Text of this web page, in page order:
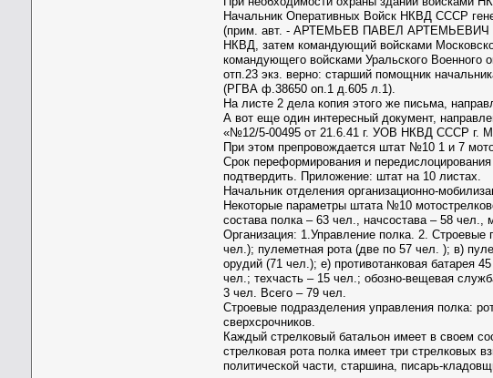
Начальник Оперативных Войск НКВД СССР
(прим. авт. - АРТЕМЬЕВ ПАВЕЛ АРТЕМЬЕВИЧ
НКВД, затем командующий войсками
командующего войсками Уральского Военного
отп.23 экз. верно: старший помощник
(РГВА ф.38650 оп.1 д.605 л.1).
На листе 2 дела копия этого же письма,
А вот еще один интересный документ,
«№12/5-00495 от 21.6.41 г. УОВ НКВД СССР г.
При этом препровождается штат №10 1 и 7
Срок переформирования и
подтвердить. Приложение: штат на 10 листах.
Начальник отделения организационно-
Некоторые параметры штата №10
состава полка – 63 чел., начсостава – 58 чел.,
Организация: 1.Управление полка. 2.
чел.); пулеметная рота (две по 57 чел. ); в)
орудий (71 чел.); е) противотанковая батарея
чел.; техчасть – 15 чел.; обозно-вещевая
3 чел. Всего – 79 чел.
Строевые подразделения управления полка:
сверхсрочников.
Каждый стрелковый батальон имеет в своем
стрелковая рота полка имеет три стрелковых
политической части, старшина, писарь-